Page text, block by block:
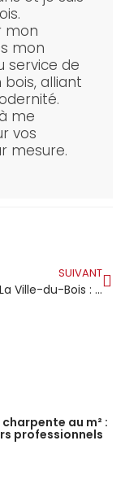
mon
mon
service de
alliant
me
vos
mesure.
SUIVANT
Façade à La Ville-du-Bois : ravalement soigné dans un cadre pavillonnaire qui valorise chaque détail
au m² :
professionnels